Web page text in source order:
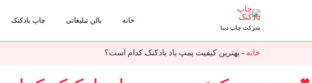
شرکت چاپ دیبا
خانه بالن تبلیغاتی چاپ بادکنک
خانه - بهترین کیفیت پمپ باد بادکنک کدام است؟